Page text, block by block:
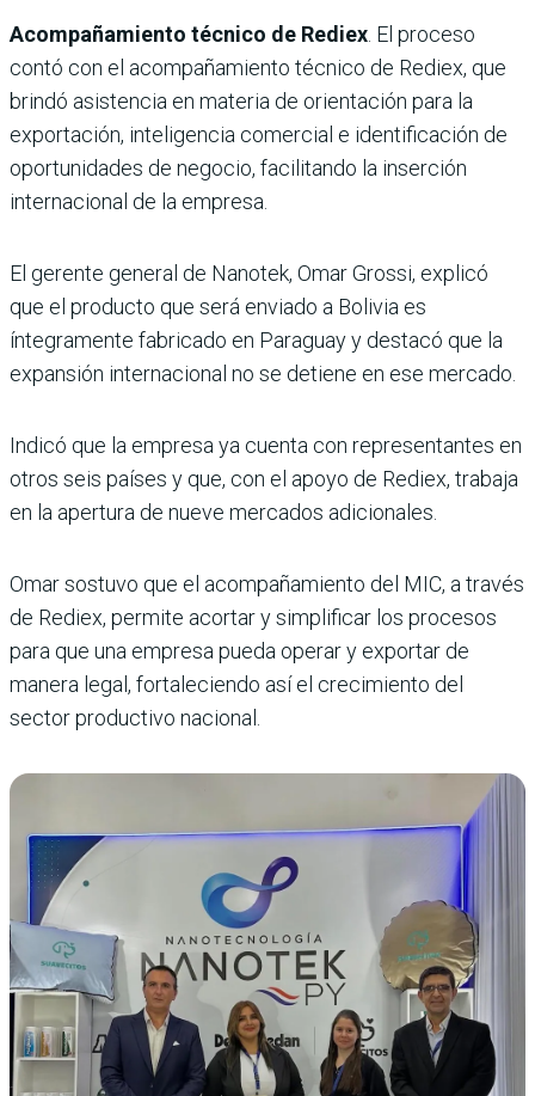
Acompañamiento técnico de Rediex . El proceso
contó con el acompañamiento técnico de Rediex, que
brindó asistencia en materia de orientación para la
exportación, inteligencia comercial e identificación de
oportunidades de negocio, facilitando la inserción
internacional de la empresa.
El gerente general de Nanotek, Omar Grossi, explicó
que el producto que será enviado a Bolivia es
íntegramente fabricado en Paraguay y destacó que la
expansión internacional no se detiene en ese mercado.
Indicó que la empresa ya cuenta con representantes en
otros seis países y que, con el apoyo de Rediex, trabaja
en la apertura de nueve mercados adicionales.
Omar sostuvo que el acompañamiento del MIC, a través
de Rediex, permite acortar y simplificar los procesos
para que una empresa pueda operar y exportar de
manera legal, fortaleciendo así el crecimiento del
sector productivo nacional.